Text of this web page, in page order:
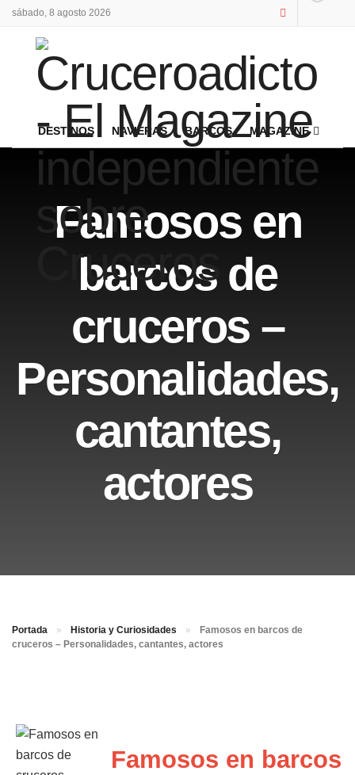
sábado, 8 agosto 2026
DESTINOS NAVIERAS BARCOS MAGAZINE
Famosos en
barcos de
cruceros –
Personalidades,
cantantes,
actores
Portada » Historia y Curiosidades »
Famosos en barcos de
cruceros – Personalidades, cantantes, actores
Famosos en barcos